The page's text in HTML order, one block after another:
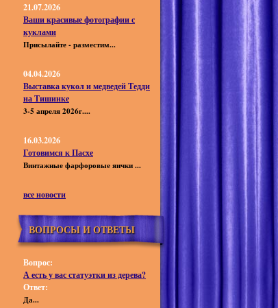
21.07.2026
Ваши красивые фотографии с
куклами
Присылайте - разместим...
04.04.2026
Выставка кукол и медведей Тедди
на Тишинке
3-5 апреля 2026г....
16.03.2026
Готовимся к Пасхе
Винтажные фарфоровые яички ...
все новости
ВОПРОСЫ И ОТВЕТЫ
Вопрос:
А есть у вас статуэтки из дерева?
Ответ:
Да...